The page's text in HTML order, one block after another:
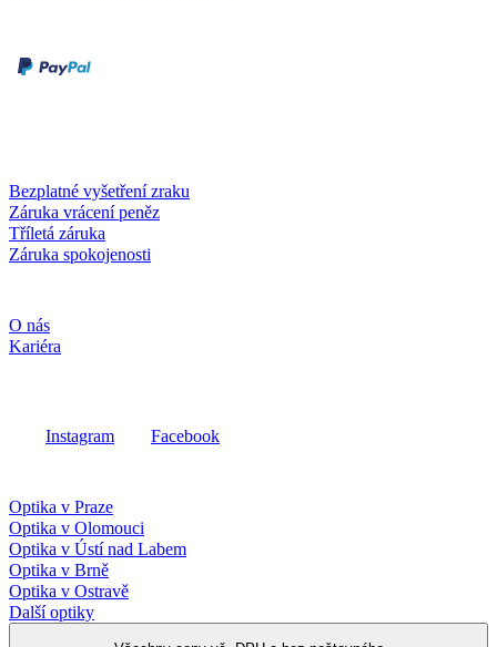
Bezplatné vyšetření zraku
Záruka vrácení peněz
Tříletá záruka
Záruka spokojenosti
O nás
Kariéra
Instagram Facebook
Optika v Praze
Optika v Olomouci
Optika v Ústí nad Labem
Optika v Brně
Optika v Ostravě
Další optiky